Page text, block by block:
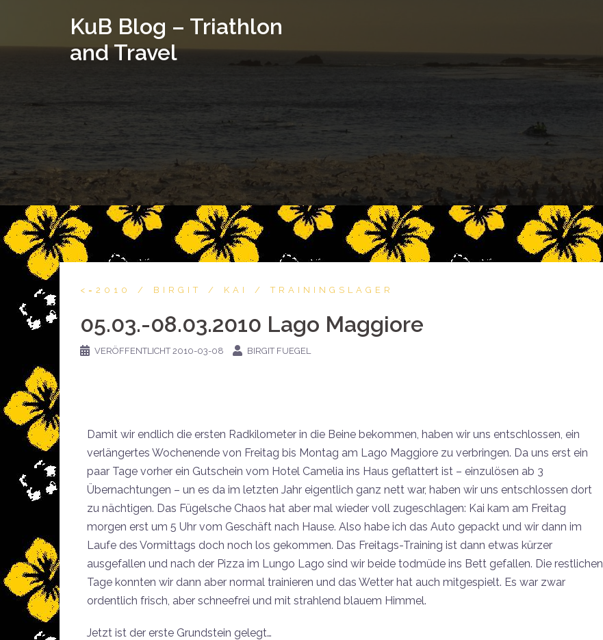
KuB Blog – Triathlon
and Travel
<=2010 BIRGIT KAI TRAININGSLAGER
05.03.-08.03.2010 Lago Maggiore
VERÖFFENTLICHT2010-03-08 BIRGIT FUEGEL
Damit wir endlich die ersten Radkilometer in die Beine bekommen, haben wir uns entschlossen, ein
verlängertes Wochenende von Freitag bis Montag am Lago Maggiore zu verbringen. Da uns erst ein
paar Tage vorher ein Gutschein vom Hotel Camelia ins Haus geflattert ist – einzulösen ab 3
Übernachtungen – un es da im letzten Jahr eigentlich ganz nett war, haben wir uns entschlossen dort
zu nächtigen. Das Fügelsche Chaos hat aber mal wieder voll zugeschlagen: Kai kam am Freitag
morgen erst um 5 Uhr vom Geschäft nach Hause. Also habe ich das Auto gepackt und wir dann im
Laufe des Vormittags doch noch los gekommen. Das Freitags-Training ist dann etwas kürzer
ausgefallen und nach der Pizza im Lungo Lago sind wir beide todmüde ins Bett gefallen. Die restlichen
Tage konnten wir dann aber normal trainieren und das Wetter hat auch mitgespielt. Es war zwar
ordentlich frisch, aber schneefrei und mit strahlend blauem Himmel.
Jetzt ist der erste Grundstein gelegt…